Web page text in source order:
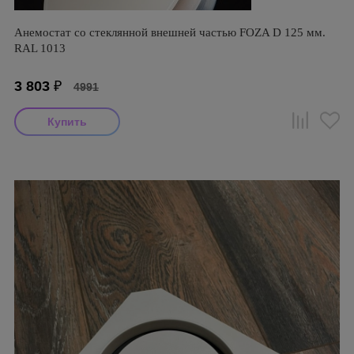
Анемостат со стеклянной внешней частью FOZA D 125 мм.
RAL 1013
3 803 ₽ 4991